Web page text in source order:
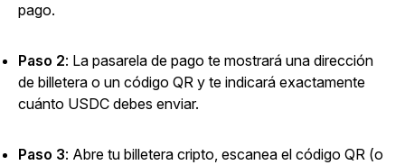
pago.
Paso 2: La pasarela de pago te mostrará una dirección
de billetera o un código QR y te indicará exactamente
cuánto USDC debes enviar.
Paso 3: Abre tu billetera cripto, escanea el código QR (o